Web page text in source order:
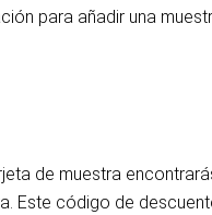
para añadir una
de muestra
Este código de